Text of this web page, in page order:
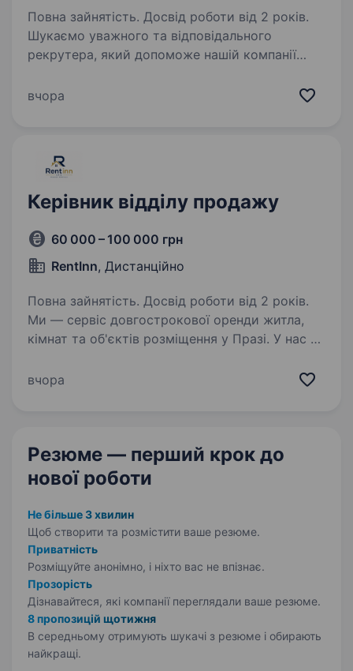
Повна зайнятість. Досвід роботи від 2 років.
Шукаємо уважного та відповідального
рекрутера, який допоможе нашій компанії
різні позиції — від офісних до операційних.
вчора
Керівник відділу продажу
60 000 – 100 000 грн
RentInn, Дистанційно
Повна зайнятість. Досвід роботи від 2 років.
Ми — сервіс довгострокової оренди житла,
кімнат та об'єктів розміщення у Празі. У нас є
продажів і задача — посилити відділ через
вчора
Резюме — перший крок до
нової роботи
Не більше 3 хвилин
Щоб створити та розмістити ваше резюме.
Приватність
Розміщуйте анонімно, і ніхто вас не впізнає.
Прозорість
Дізнавайтеся, які компанії переглядали ваше резюме.
8 пропозицій щотижня
В середньому отримують шукачі з резюме і обирають
найкращі.